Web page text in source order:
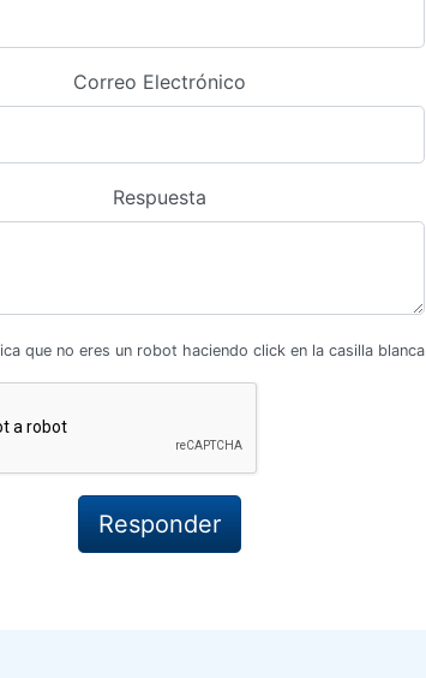
Correo Electrónico
Respuesta
que no eres un robot haciendo click en la casilla blanca